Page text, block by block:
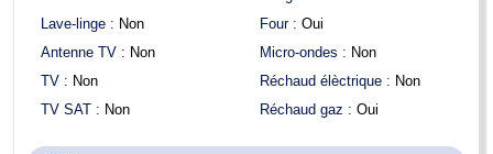
Lave-linge : Non
Antenne TV : Non
TV : Non
TV SAT : Non
Four : Oui
Micro-ondes : Non
Réchaud élèctrique : Non
Réchaud gaz : Oui